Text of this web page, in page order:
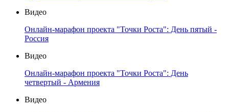
Видео
Онлайн-марафон проекта "Точки Роста": День пятый -
Россия
Видео
Онлайн-марафон проекта "Точки Роста": День
четвертый - Армения
Видео